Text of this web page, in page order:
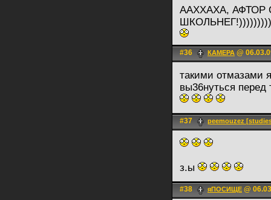
ААХХАХА,
#36 КАМЕРА @
такими отмазами
вы36нуться
#37 peemouzez
з.ы
#38 яПОСИЩЕ @